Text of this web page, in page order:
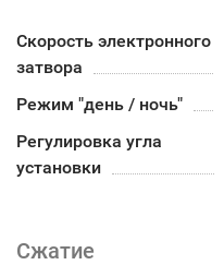
Скорость электронного
затвора
Режим "день / ночь"
Регулировка угла
установки
Сжатие